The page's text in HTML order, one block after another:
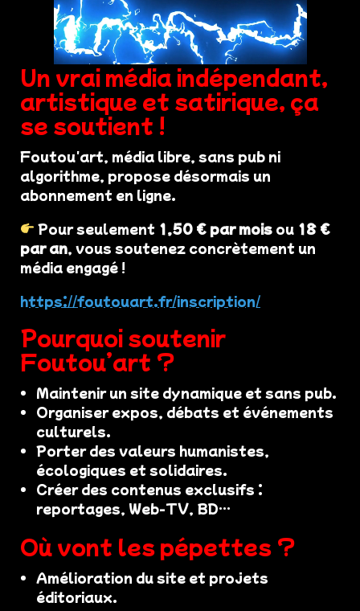
Un vrai média indépendant,
artistique et satirique, ça
se soutient !
Foutou'art, média libre, sans pub ni
algorithme, propose désormais un
abonnement en ligne.
Pour seulement 1,50 € par mois ou 18 €
par an, vous soutenez concrètement un
média engagé !
https://foutouart.fr/inscription/
Pourquoi soutenir
Foutou’art ?
Maintenir un site dynamique et sans pub.
Organiser expos, débats et événements
culturels.
Porter des valeurs humanistes,
écologiques et solidaires.
Créer des contenus exclusifs :
reportages, Web-TV, BD…
Où vont les pépettes ?
Amélioration du site et projets
éditoriaux.